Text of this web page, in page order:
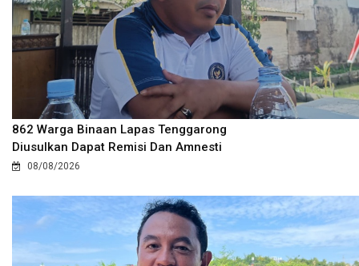
862 Warga Binaan Lapas Tenggarong
Diusulkan Dapat Remisi Dan Amnesti
08/08/2026